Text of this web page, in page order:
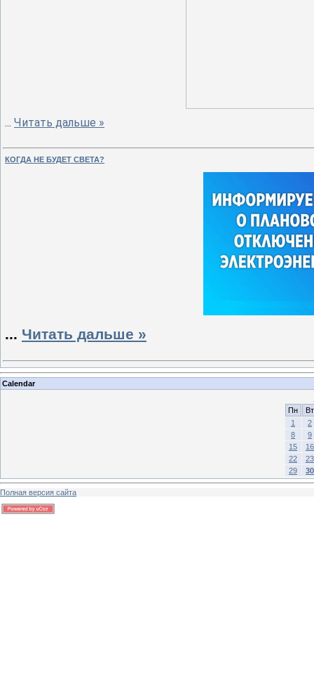
... Читать дальше »
КОГДА НЕ БУДЕТ СВЕТА?
... Читать дальше »
Calendar
Пн
Вт
1
2
8
9
15
16
22
23
29
30
Полная версия сайта